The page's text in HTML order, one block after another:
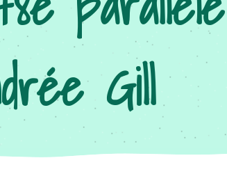
Gill